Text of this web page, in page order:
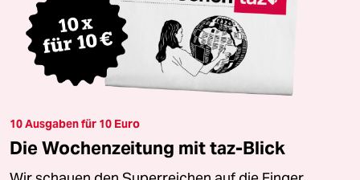
10 Ausgaben für 10 Euro
Die Wochenzeitung mit taz-Blick